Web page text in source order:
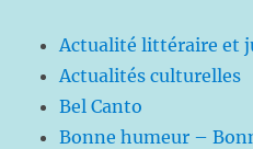
Actualité littéraire et
Actualités culturelles
Bel Canto
Bonne humeur –